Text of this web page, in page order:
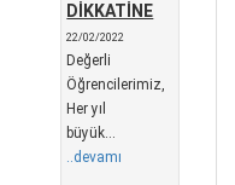
DİKKATİNE
22/02/2022
Değerli
Öğrencilerimiz,
Her yıl
büyük...
..devamı